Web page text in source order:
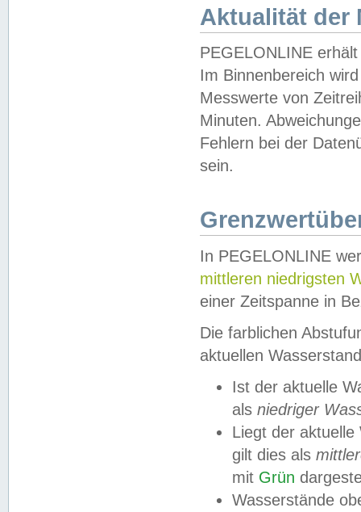
Aktualität der
PEGELONLINE
Im Binnenbereich
Messwerte von
Minuten.
Fehlern bei der
sein.
In PEGELONLINE
mittleren niedrigsten
einer Zeitspanne in
Die farblichen
aktuellen
Ist der aktuelle
als niedriger
Liegt der
gilt dies als
mit Grün
Wasserstände